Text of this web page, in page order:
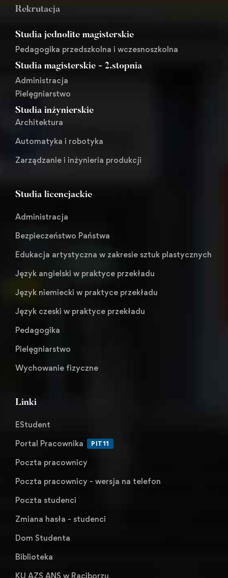
Rekrutacja
Studia jednolite magisterskie
Pedagogika przedszkolna i wczesnoszkolna
Studia magisterskie - 2.stopnia
Administracja
Pielęgniarstwo
Studia inżynierskie
Architektura
Automatyka i robotyka
Zarządzanie i inżynieria produkcji
Studia licencjackie
Administracja
Bezpieczeństwo Państwa
Edukacja artystyczna w zakresie sztuk plastycznych
Język angielski w praktyce przekładu
Język niemiecki w praktyce przekładu
Język czeski w praktyce przekładu
Pedagogika
Pielęgniarstwo
Wychowanie fizyczne
Linki
EStudent
Portal Pracownika
PIT11
Poczta pracownicy
Poczta pracownicy - wersja na telefon
Poczta studenci
Zmiana hasła - studenci
Dom Studenta
Biblioteka
KU AZS ANS w Raciborzu